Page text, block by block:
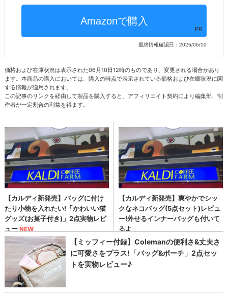
PR
最終情報確認日：2026/06/10
価格および在庫状況は表示された06月10日12時のものであり、変更される場合があり
ます。本商品の購入においては、購入の時点で表示されている価格および在庫状況に関
する情報が適用されます。
この記事のリンクを経由して製品を購入すると、アフィリエイト契約により編集部、制
作者が一定割合の利益を得ます。